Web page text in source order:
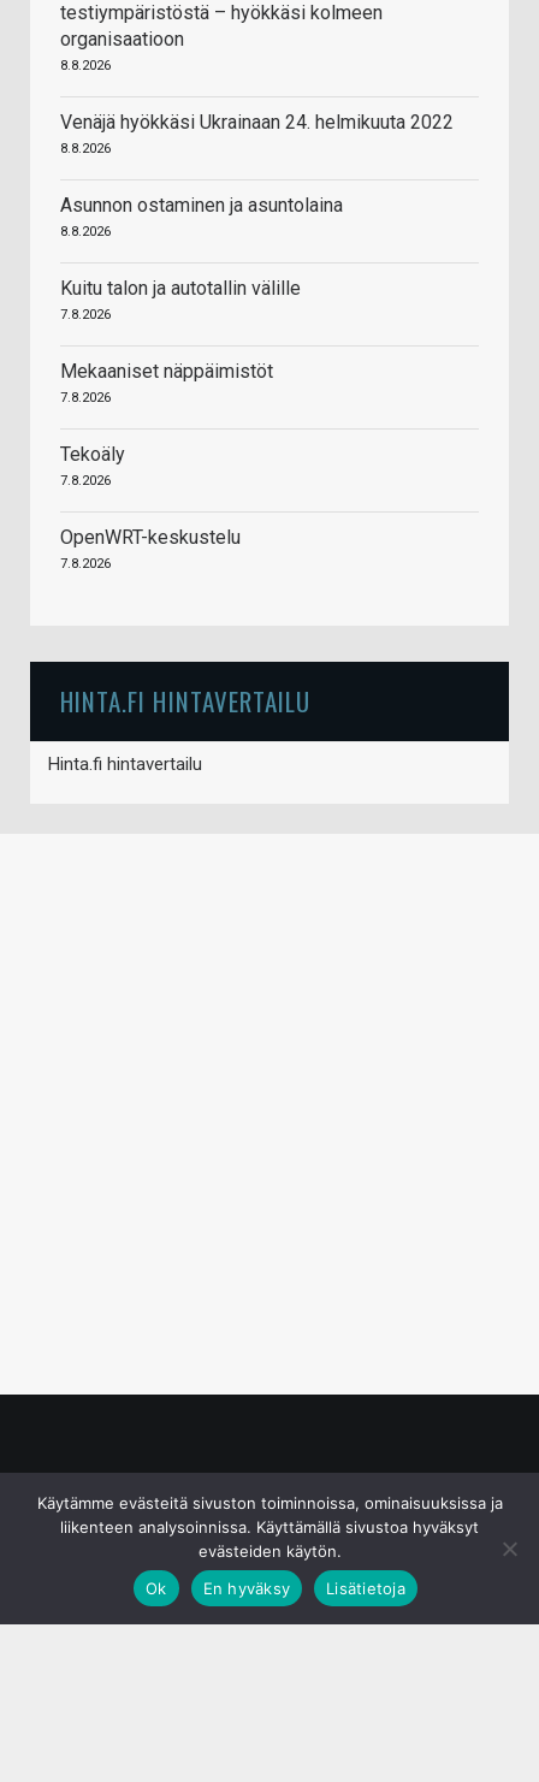
testiympäristöstä – hyökkäsi kolmeen
organisaatioon
8.8.2026
Venäjä hyökkäsi Ukrainaan 24. helmikuuta 2022
8.8.2026
Asunnon ostaminen ja asuntolaina
8.8.2026
Kuitu talon ja autotallin välille
7.8.2026
Mekaaniset näppäimistöt
7.8.2026
Tekoäly
7.8.2026
OpenWRT-keskustelu
7.8.2026
HINTA.FI HINTAVERTAILU
Hinta.fi hintavertailu
Käytämme evästeitä sivuston toiminnoissa, ominaisuuksissa ja
liikenteen analysoinnissa. Käyttämällä sivustoa hyväksyt
evästeiden käytön.
Ok
En hyväksy Lisätietoja